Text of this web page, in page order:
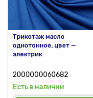
Трикотаж масло
однотонное, цвет —
электрик
2000000060682
Есть в наличии